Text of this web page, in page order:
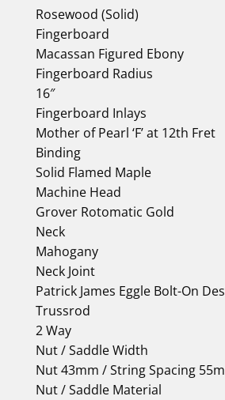
Rosewood (Solid)
Fingerboard
Macassan Figured Ebony
Fingerboard Radius
16″
Fingerboard Inlays
Mother of Pearl ‘F’ at 12th Fret
Binding
Solid Flamed Maple
Machine Head
Grover Rotomatic Gold
Neck
Mahogany
Neck Joint
Patrick James Eggle Bolt-On
Trussrod
2 Way
Nut / Saddle Width
Nut 43mm / String Spacing
Nut / Saddle Material